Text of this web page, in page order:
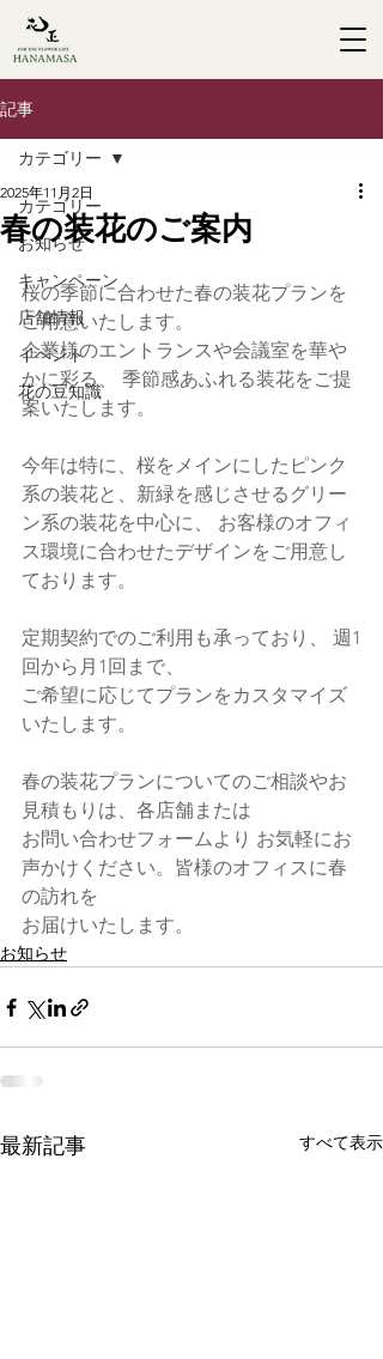
記事
カテゴリー
お知らせ
キャンペーン
店舗情報
イベント
花の豆知識
カテゴリー
春の装花のご案内
2025年11月2日
桜の季節に合わせた春の装花プランを
ご用意いたします。
企業様のエントランスや会議室を華や
かに彩る、 季節感あふれる装花をご提
案いたします。
今年は特に、桜をメインにしたピンク
系の装花と、新緑を感じさせるグリー
ン系の装花を中心に、 お客様のオフィ
ス環境に合わせたデザインをご用意し
ております。
定期契約でのご利用も承っており、 週1
回から月1回まで、
ご希望に応じてプランをカスタマイズ
いたします。
春の装花プランについてのご相談やお
見積もりは、各店舗または
お問い合わせフォームより お気軽にお
声かけください。皆様のオフィスに春
の訪れを
お届けいたします。
お知らせ
最新記事 すべて表示